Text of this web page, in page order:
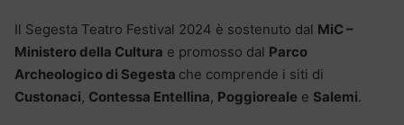
Il Segesta Teatro Festival 2024 è sostenuto dal MiC –
Ministero della Cultura e promosso dal Parco
Archeologico di Segesta che comprende i siti di
Custonaci, Contessa Entellina, Poggioreale e Salemi.